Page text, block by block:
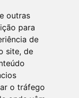
outras
para
de
site, de
o tráfego